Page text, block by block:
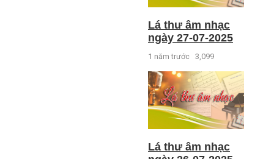
Lá thư âm nhạc
ngày 27-07-2025
1 năm trước 3,099
Lá thư âm nhạc